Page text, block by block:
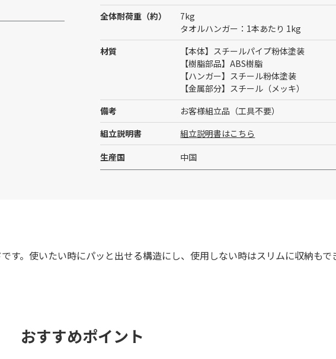
全体耐荷重（約）
7kg
タオルハンガー：1本あたり 1kg
材質
【本体】スチールパイプ粉体塗装
【樹脂部品】ABS樹脂
【ハンガー】スチール粉体塗装
【金属部分】スチール（メッキ）
備考
お客様組立品（工具不要）
組立説明書
組立説明書はこちら
生産国
中国
す。使いたい時にパッと出せる構造にし、使用しない時はスリムに収納もで
おすすめポイント